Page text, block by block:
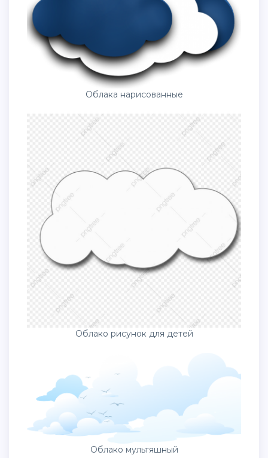
Облака нарисованные
Облако рисунок для детей
Облако мультяшный